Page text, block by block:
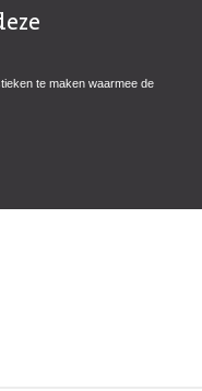
te maken waarmee de